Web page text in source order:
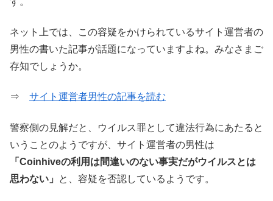
ネット上では、この容疑をかけられているサイト運営者の
男性の書いた記事が話題になっていますよね。みなさまご
存知でしょうか。
⇒ サイト運営者男性の記事を読む
警察側の見解だと、ウイルス罪として違法行為にあたると
いうことのようですが、サイト運営者の男性は
「Coinhiveの利用は間違いのない事実だがウイルスとは
思わない」
と、容疑を否認しているようです。